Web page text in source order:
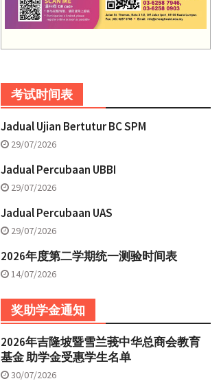
考试时间表
Jadual Ujian Bertutur BC SPM
29/07/2026
Jadual Percubaan UBBI
29/07/2026
Jadual Percubaan UAS
29/07/2026
2026年度第二学期统一测验时间表
14/07/2026
奖助学金通知
2026年吉隆坡暨雪兰莪中华总商会教育
基金 助学金受惠学生名单
30/07/2026